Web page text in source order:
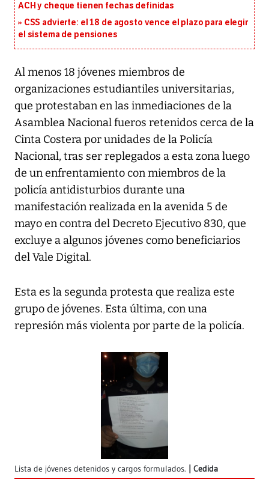
ACH y cheque tienen fechas definidas
CSS advierte: el 18 de agosto vence el plazo para elegir
el sistema de pensiones
Al menos 18 jóvenes miembros de
organizaciones estudiantiles universitarias,
que protestaban en las inmediaciones de la
Asamblea Nacional fueros retenidos cerca de la
Cinta Costera por unidades de la Policía
Nacional, tras ser replegados a esta zona luego
de un enfrentamiento con miembros de la
policía antidisturbios durante una
manifestación realizada en la avenida 5 de
mayo en contra del Decreto Ejecutivo 830, que
excluye a algunos jóvenes como beneficiarios
del Vale Digital.
Esta es la segunda protesta que realiza este
grupo de jóvenes. Esta última, con una
represión más violenta por parte de la policía.
Lista de jóvenes detenidos y cargos formulados. Cedida